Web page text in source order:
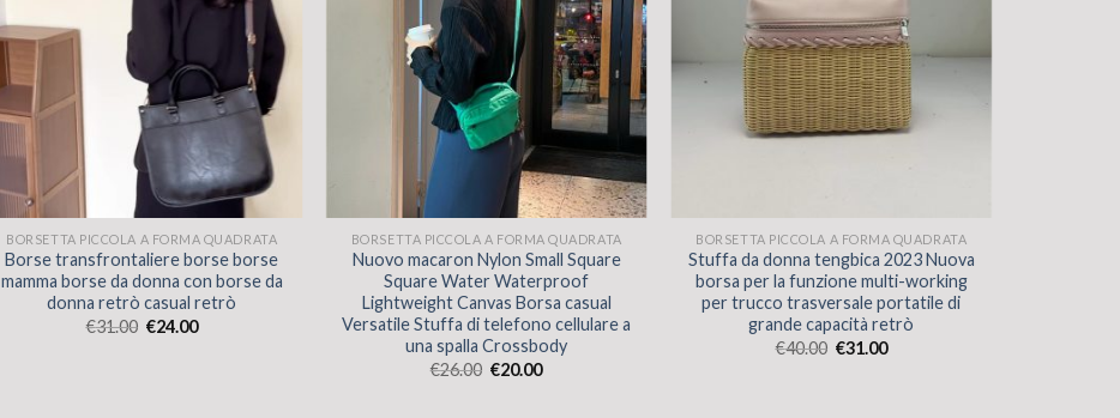
BORSETTA PICCOLA A FORMA QUADRATA
Borse transfrontaliere borse borse
mamma borse da donna con borse da
donna retrò casual retrò
€31.00 €24.00
BORSETTA PICCOLA A FORMA QUADRATA
Nuovo macaron Nylon Small Square
Square Water Waterproof
Lightweight Canvas Borsa casual
Versatile Stuffa di telefono cellulare a
una spalla Crossbody
€26.00 €20.00
BORSETTA PICCOLA A FORMA QUADRATA
Stuffa da donna tengbica 2023 Nuova
borsa per la funzione multi-working
per trucco trasversale portatile di
grande capacità retrò
€40.00 €31.00